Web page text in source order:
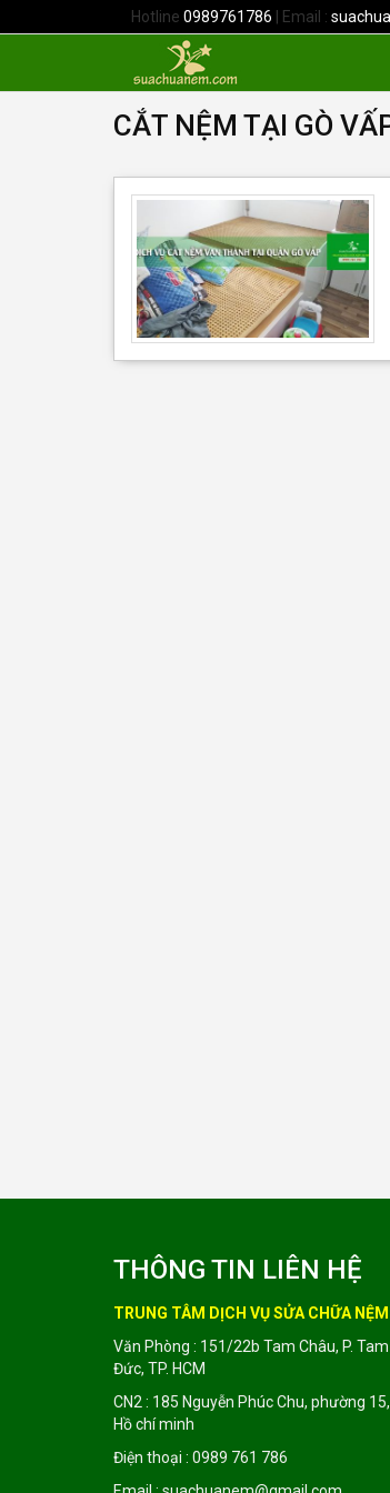
Hotline 0989761786 | Email :
CẮT NỆM TẠI GÒ
THÔNG TIN LIÊN HỆ
TRUNG TÂM DỊCH VỤ SỬA CHỮA NỆM
Văn Phòng : 151/22b Tam Châu, P.
Đức, TP. HCM
CN2 : 185 Nguyễn Phúc Chu, phường
Hồ chí minh
Điện thoại : 0989 761 786